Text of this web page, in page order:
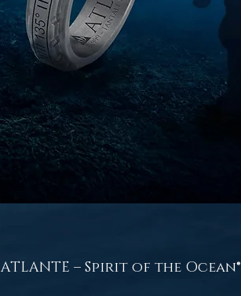
ATLANTE – Spirit of the Ocean®